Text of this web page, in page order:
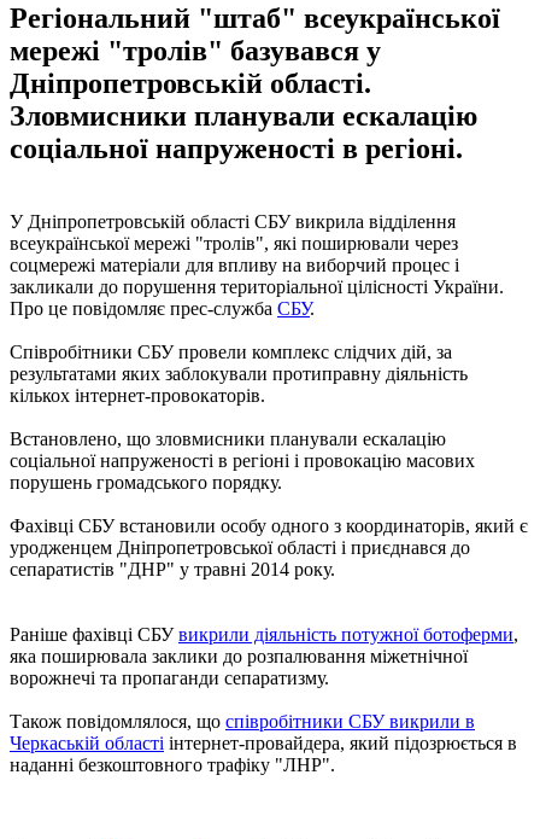
Регіональний "штаб" всеукраїнської
мережі "тролів" базувався у
Дніпропетровській області.
Зловмисники планували ескалацію
соціальної напруженості в регіоні.
У Дніпропетровській області СБУ викрила відділення
всеукраїнської мережі "тролів", які поширювали через
соцмережі матеріали для впливу на виборчий процес і
закликали до порушення територіальної цілісності України.
Про це повідомляє прес-служба СБУ.
Співробітники СБУ провели комплекс слідчих дій, за
результатами яких заблокували протиправну діяльність
кількох інтернет-провокаторів.
Встановлено, що зловмисники планували ескалацію
соціальної напруженості в регіоні і провокацію масових
порушень громадського порядку.
Фахівці СБУ встановили особу одного з координаторів, який є
уродженцем Дніпропетровської області і приєднався до
сепаратистів "ДНР" у травні 2014 року.
Раніше фахівці СБУвикрили діяльність потужної ботоферми,
яка поширювала заклики до розпалювання міжетнічної
ворожнечі та пропаганди сепаратизму.
Також повідомлялося, що співробітники СБУ викрили в
Черкаській області інтернет-провайдера, який підозрюється в
наданні безкоштовного трафіку "ЛНР".